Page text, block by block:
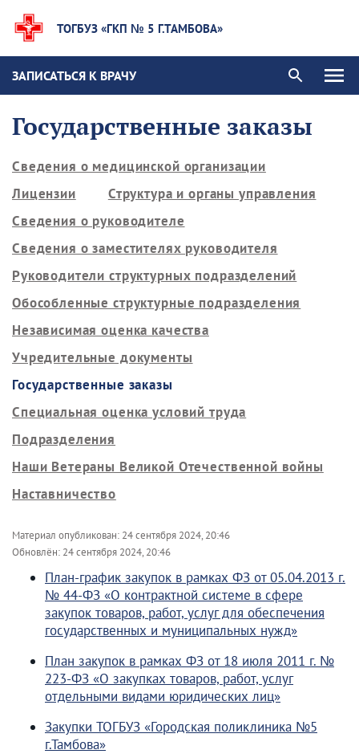
ТОГБУЗ «ГКП № 5 Г.ТАМБОВА»
ЗАПИСАТЬСЯ К ВРАЧУ
Государственные заказы
Сведения о медицинской организации
Лицензии
Структура и органы управления
Сведения о руководителе
Сведения о заместителях руководителя
Руководители структурных подразделений
Обособленные структурные подразделения
Независимая оценка качества
Учредительные документы
Государственные заказы
Специальная оценка условий труда
Подразделения
Наши Ветераны Великой Отечественной войны
Наставничество
Материал опубликован: 24 сентября 2024, 20:46
Обновлён: 24 сентября 2024, 20:46
План-график закупок в рамках ФЗ от 05.04.2013 г.
№ 44-ФЗ «О контрактной системе в сфере
закупок товаров, работ, услуг для обеспечения
государственных и муниципальных нужд»
План закупок в рамках ФЗ от 18 июля 2011 г. №
223-ФЗ «О закупках товаров, работ, услуг
отдельными видами юридических лиц»
Закупки ТОГБУЗ «Городская поликлиника №5
г.Тамбова»